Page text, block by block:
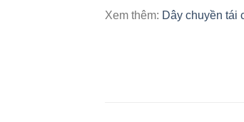
Xem thêm: Dây chuyền tái